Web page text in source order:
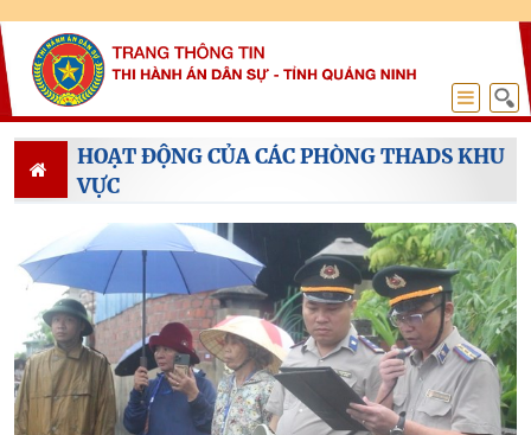
HOẠT ĐỘNG CỦA CÁC PHÒNG THADS KHU
VỰC